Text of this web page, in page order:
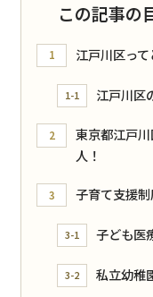
この記事の
1 江戸川区っ
1-1 江戸川区
2
東京都江戸
人！
3 子育て支援
3-1 子ども医
3-2 私立幼稚